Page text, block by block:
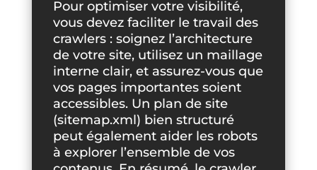
Pour optimiser votre visibilité,
vous devez faciliter le travail des
crawlers : soignez l’architecture
de votre site, utilisez un maillage
interne clair, et assurez-vous que
vos pages importantes soient
accessibles. Un plan de site
(sitemap.xml) bien structuré
peut également aider les robots
à explorer l’ensemble de vos